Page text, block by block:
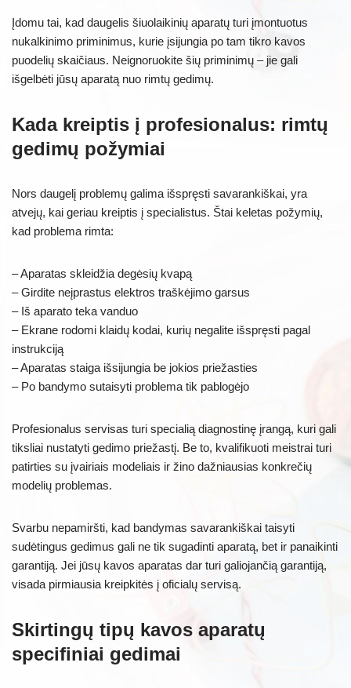
Įdomu tai, kad daugelis šiuolaikinių aparatų turi įmontuotus
nukalkinimo priminimus, kurie įsijungia po tam tikro kavos
puodelių skaičiaus. Neignoruokite šių priminimų – jie gali
išgelbėti jūsų aparatą nuo rimtų gedimų.
Kada kreiptis į profesionalus: rimtų
gedimų požymiai
Nors daugelį problemų galima išspręsti savarankiškai, yra
atvejų, kai geriau kreiptis į specialistus. Štai keletas požymių,
kad problema rimta:
– Aparatas skleidžia degėsių kvapą
– Girdite neįprastus elektros traškėjimo garsus
– Iš aparato teka vanduo
– Ekrane rodomi klaidų kodai, kurių negalite išspręsti pagal
instrukciją
– Aparatas staiga išsijungia be jokios priežasties
– Po bandymo sutaisyti problema tik pablogėjo
Profesionalus servisas turi specialią diagnostinę įrangą, kuri gali
tiksliai nustatyti gedimo priežastį. Be to, kvalifikuoti meistrai turi
patirties su įvairiais modeliais ir žino dažniausias konkrečių
modelių problemas.
Svarbu nepamiršti, kad bandymas savarankiškai taisyti
sudėtingus gedimus gali ne tik sugadinti aparatą, bet ir panaikinti
garantiją. Jei jūsų kavos aparatas dar turi galiojančią garantiją,
visada pirmiausia kreipkitės į oficialų servisą.
Skirtingų tipų kavos aparatų
specifiniai gedimai